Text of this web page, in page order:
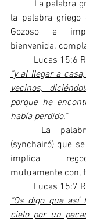
la palabra
Gozoso e
bienvenida.
Lucas 15:6
"y al llegar a
vecinos,
porque he
había perdido."
(synchairó) que
implica
mutuamente con,
Lucas 15:7
"Os digo que así
cielo por un